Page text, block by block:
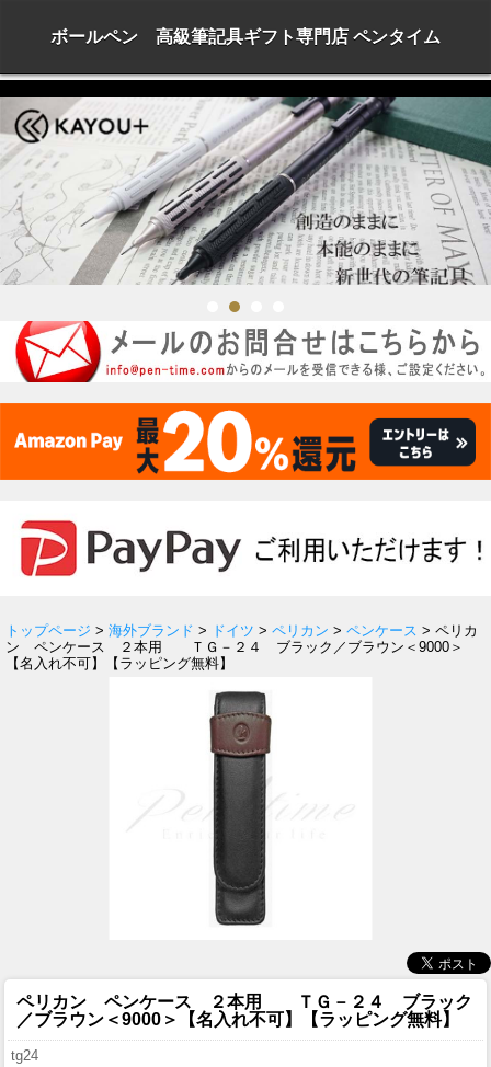
ボールペン 高級筆記具ギフト専門店 ペンタイム
トップページ > 海外ブランド > ドイツ > ペリカン > ペンケース > ペリカ
ン ペンケース ２本用 ＴＧ－２４ ブラック／ブラウン＜9000＞
【名入れ不可】【ラッピング無料】
ペリカン ペンケース ２本用 ＴＧ－２４ ブラック
／ブラウン＜9000＞【名入れ不可】【ラッピング無料】
tg24